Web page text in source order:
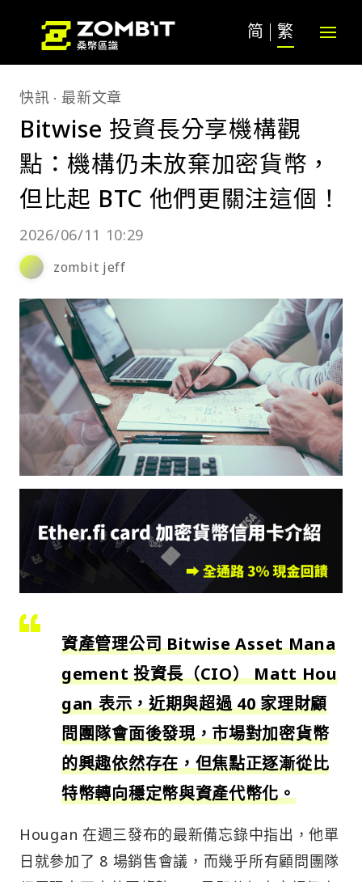
简 繁
快訊 最新文章
Bitwise 投資長分享機構觀
點：機構仍未放棄加密貨幣，
但比起 BTC 他們更關注這個！
2026/06/11 10:29
zombit jeff
資產管理公司 Bitwise Asset Mana
gement 投資長（CIO） Matt Hou
gan 表示，近期與超過 40 家理財顧
問團隊會面後發現，市場對加密貨幣
的興趣依然存在，但焦點正逐漸從比
特幣轉向穩定幣與資產代幣化。
Hougan 在週三發布的最新備忘錄中指出，他單
日就參加了 8 場銷售會議，而幾乎所有顧問團隊